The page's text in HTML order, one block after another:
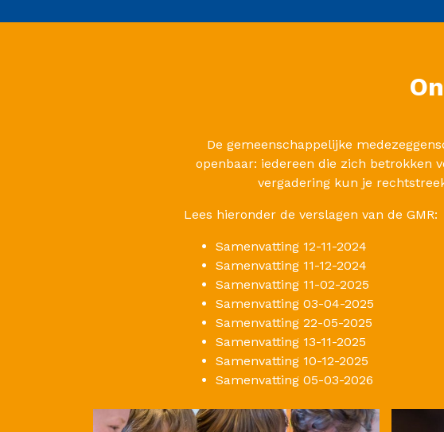
De gemeenschappelijke
openbaar: iedereen die zich betrokken
vergadering kun je
Lees hieronder de verslagen van de GMR:
Samenvatting 12-11-2024
Samenvatting 11-12-2024
Samenvatting 11-02-2025
Samenvatting 03-04-2025
Samenvatting 22-05-2025
Samenvatting 13-11-2025
Samenvatting 10-12-2025
Samenvatting 05-03-2026